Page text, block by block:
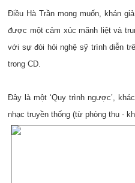
Điều Hà Trần mong muốn, khán
được một cảm xúc mãnh liệt và
với sự đòi hỏi nghệ sỹ trình diễn
trong CD.
Đây là một ‘Quy trình ngược’,
nhạc truyền thống (từ phòng thu -